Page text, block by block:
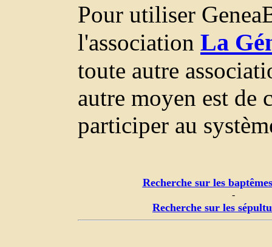
Pour utiliser
l'association La
toute autre
autre moyen est de
participer au
Recherche sur les
-
Recherche sur les